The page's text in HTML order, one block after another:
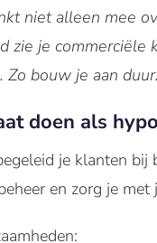
niet alleen mee
zie je
bouw je aan
doen als
je klanten
en zorg je